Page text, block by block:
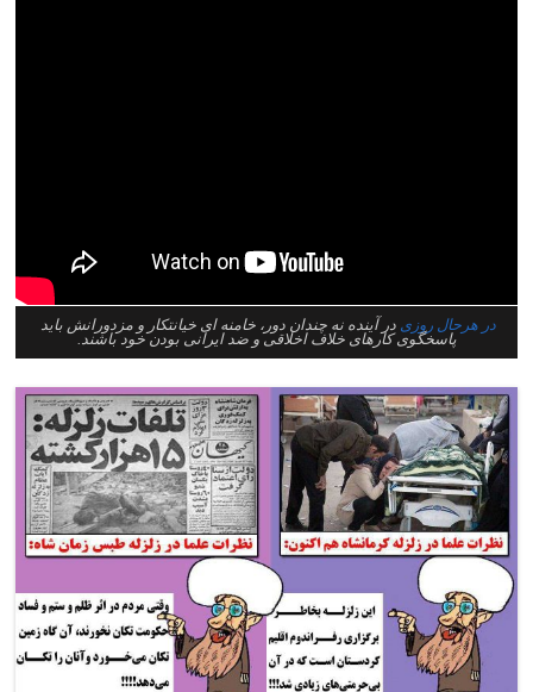
در هرحال روزی در آینده نه چندان دور، خامنه ای خیانتکار و مزدورانش باید
پاسخگوی کارهای خلاف اخلاقی و ضد ایرانی بودن خود باشند.